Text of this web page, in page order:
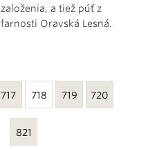
založenia, a tiež púť z
farnosti Oravská Lesná.
717 718 719 720
821